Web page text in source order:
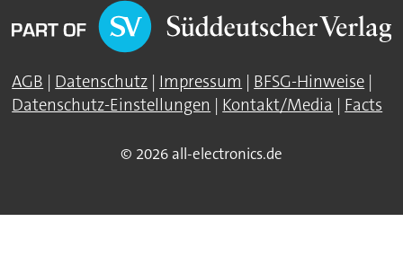
AGB | Datenschutz | Impressum | BFSG-Hinweise |
Datenschutz-Einstellungen | Kontakt/Media | Facts
© 2026 all-electronics.de